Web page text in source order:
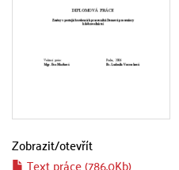
Zobrazit/otevřít
Text práce (786.0Kb)